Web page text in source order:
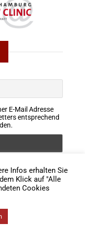
E-Mail Adresse
entsprechend
Infos erhalten Sie
Klick auf "Alle
Cookies